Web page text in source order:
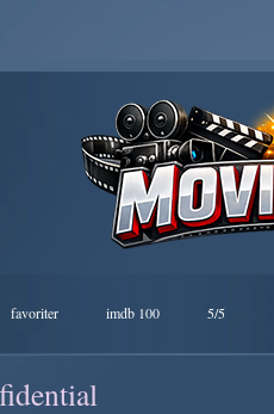
favoriter imdb 100 5/5